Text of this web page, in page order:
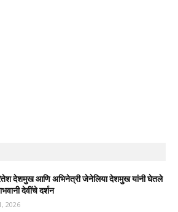
देशमुख आणि अभिनेत्री जेनेलिया देशमुख यांनी घेतले
देवींचे दर्शन
2026